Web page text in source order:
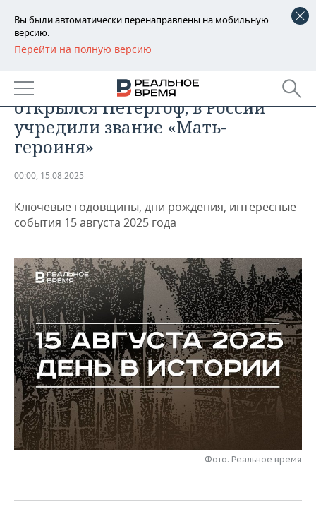
Вы были автоматически перенаправлены на мобильную
версию.
Перейти на полную версию
РЕГИОНЫ
БАШКОРТОСТАН
ТАТАРСТАН
УДМУРТИЯ
НОВОСТИ
АНАЛИТИКА
НОВОСТИ АНАЛИТИКИ
ДЕКЛАРАЦИИ О ДОХОДАХ
КОРОЛИ ГОСЗАКАЗА ПФО
КОМУ ПРИНАДЛЕЖАТ
ТОРГОВЫЕ ЦЕНТРЫ
ТАТАРСТАНА
ЭКОНОМИКА
НОВОСТИ ЭКОНОМИКИ
ФИНАНСЫ
БЮДЖЕТ
ИНВЕСТИЦИИ
ПРОМЫШЛЕННОСТЬ
НОВОСТИ
ПРОМЫШЛЕННОСТИ
АГРОПРОМ
МАШИНОСТРОЕНИЕ
НЕФТЕХИМИЯ
НЕФТЬ
ОПК
ЭНЕРГЕТИКА
НЕДВИЖИМОСТЬ
НОВОСТИ АВТО
БИЗНЕС
НОВОСТИ БИЗНЕСА
РОЗНИЧНАЯ ТОРГОВЛЯ
ТРАНСПОРТ
УСЛУГИ
ТЕХНОЛОГИИ
НОВОСТИ ТЕХНОЛОГИЙ
IT
МЕДИА
ТЕЛЕКОММУНИКАЦИИ
МЕРОПРИЯТИЯ
НОВОСТИ МЕРОПРИЯТИЙ
ВЫЕЗДНАЯ РЕДАКЦИЯ
БИЗНЕС-БРАНЧИ
ОТКРЫТАЯ ЛЕКЦИЯ
СПОРТ
НОВОСТИ СПОРТА
ФУТБОЛ
БАСКЕТБОЛ
ОБЩЕСТВО
НОВОСТИ ОБЩЕСТВА
ИНФРАСТРУКТУРА
ФОТОГАЛЕРЕЯ
День в истории 15 августа:
открылся Петергоф, в России
учредили звание «Мать-
героиня»
00:00, 15.08.2025
Ключевые годовщины, дни рождения, интересные
события 15 августа 2025 года
Фото: Реальное время